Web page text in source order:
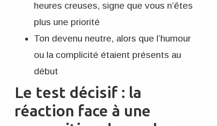
heures creuses, signe que vous n’êtes
plus une priorité
Ton devenu neutre, alors que l’humour
ou la complicité étaient présents au
début
Le test décisif : la
réaction face à une